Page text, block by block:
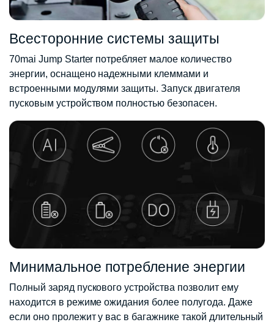
Всесторонние системы защиты
70mai Jump Starter потребляет малое количество
энергии, оснащено надежными клеммами и
встроенными модулями защиты. Запуск двигателя
пусковым устройством полностью безопасен.
Минимальное потребление энергии
Полный заряд пускового устройства позволит ему
находится в режиме ожидания более полугода. Даже
если оно пролежит у вас в багажнике такой длительный